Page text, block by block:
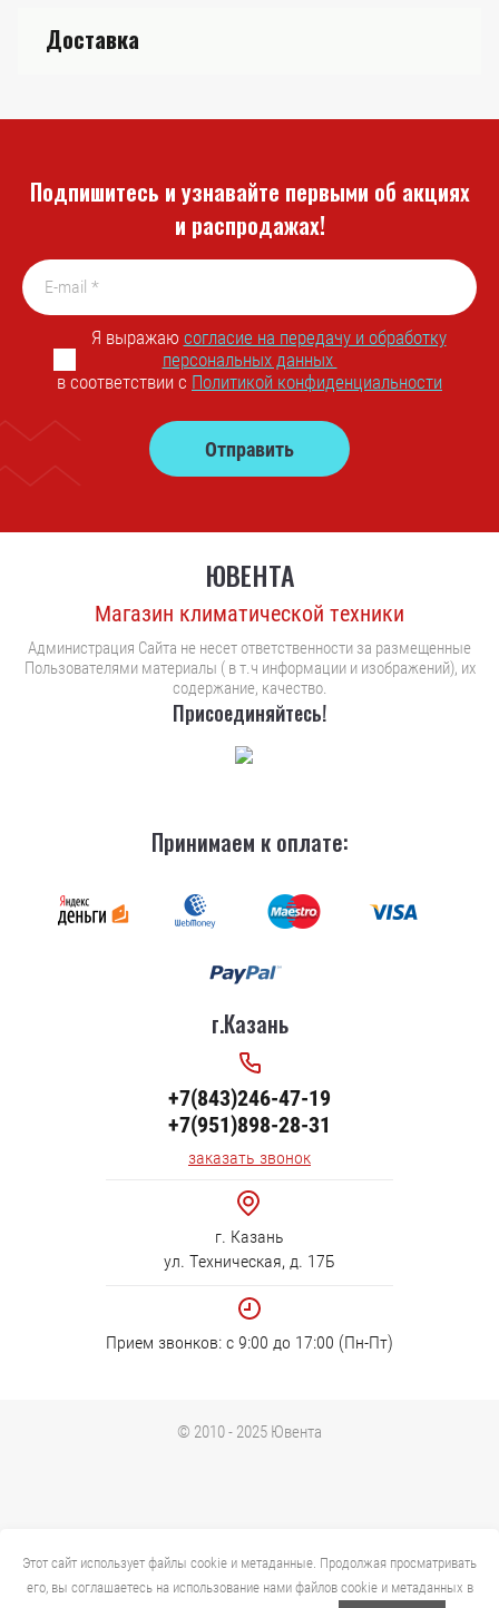
Доставка
Подпишитесь и узнавайте первыми об акциях
и распродажах!
Я выражаю согласие на передачу и обработку
персональных данных
в соответствии с Политикой конфиденциальности
Отправить
ЮВЕНТА
Магазин климатической техники
Администрация Сайта не несет ответственности за размещенные
Пользователями материалы ( в т.ч информации и изображений), их
содержание, качество.
Присоединяйтесь!
Принимаем к оплате:
г.Казань
+7(843)246-47-19
+7(951)898-28-31
заказать звонок
г. Казань
ул. Техническая, д. 17Б
Прием звонков: с 9:00 до 17:00 (Пн-Пт)
© 2010 - 2025 Ювента
Этот сайт использует файлы cookie и метаданные. Продолжая просматривать
его, вы соглашаетесь на использование нами файлов cookie и метаданных в